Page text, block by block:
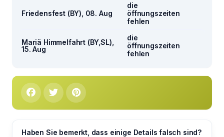
Friedensfest (BY), 08. Aug
die
öffnungszeiten
fehlen
Mariä Himmelfahrt (BY,SL),
15. Aug
die
öffnungszeiten
fehlen
Haben Sie bemerkt, dass einige Details falsch sind?